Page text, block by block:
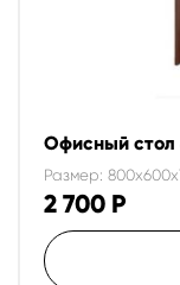
Офисный стол
Размер:
2 700 Р